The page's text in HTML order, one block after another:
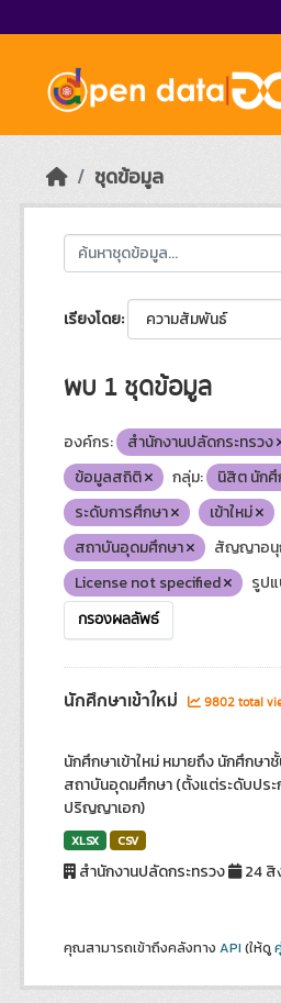
ชุดข้อมูล
เรียงโดย
พบ 1 ชุดข้อมูล
องค์กร: สำนักงานปลัดกระทรวง
ข้อมูลสถิติ
กลุ่ม: นิสิต นัก
ระดับการศึกษา
เข้าใหม่
สถาบันอุดมศึกษา
สัญญาอ
License not specified
รูป
กรองผลลัพธ์
นักศึกษาเข้าใหม่ 9802 total
นักศึกษาเข้าใหม่ หมายถึง นักศึกษา
สถาบันอุดมศึกษา (ตั้งแต่ระดับปร
ปริญญาเอก)
XLSX CSV
สำนักงานปลัดกระทรวง 24 สิ
คุณสามารถเข้าถึงคลังทางAPI (ให้ดู